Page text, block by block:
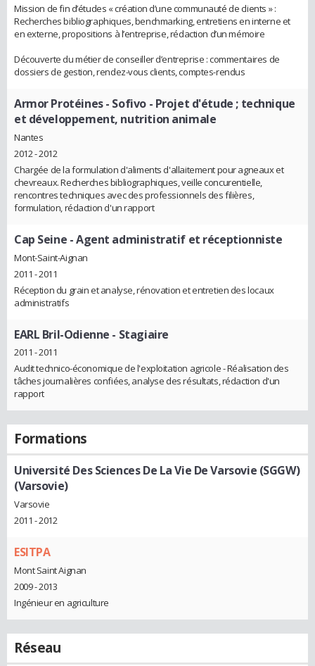
Mission de fin d’études « création d’une communauté de clients » :
Recherches bibliographiques, benchmarking, entretiens en interne et
en externe, propositions à l’entreprise, rédaction d’un mémoire
Découverte du métier de conseiller d’entreprise : commentaires de
dossiers de gestion, rendez-vous clients, comptes-rendus
Armor Protéines - Sofivo- Projet d'étude ; technique
et développement, nutrition animale
Nantes
2012 - 2012
Chargée de la formulation d'aliments d'allaitement pour agneaux et
chevreaux. Recherches bibliographiques, veille concurentielle,
rencontres techniques avec des professionnels des filières,
formulation, rédaction d'un rapport
Cap Seine - Agent administratif et réceptionniste
Mont-Saint-Aignan
2011 - 2011
Réception du grain et analyse, rénovation et entretien des locaux
administratifs
EARL Bril-Odienne - Stagiaire
2011 - 2011
Audit technico-économique de l'exploitation agricole - Réalisation des
tâches journalières confiées, analyse des résultats, rédaction d'un
rapport
Formations
Université Des Sciences De La Vie De Varsovie (SGGW)
(Varsovie)
Varsovie
2011 - 2012
ESITPA
Mont Saint Aignan
2009 - 2013
Ingénieur en agriculture
Réseau